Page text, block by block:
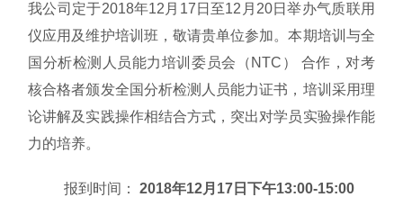
我公司定于2018年12月17日至12月20日举办气质联用
仪应用及维护培训班，敬请贵单位参加。本期培训与全
国分析检测人员能力培训委员会（NTC） 合作，对考
核合格者颁发全国分析检测人员能力证书，培训采用理
论讲解及实践操作相结合方式，突出对学员实验操作能
力的培养。
报到时间： 2018年12月17日下午13:00-15:00